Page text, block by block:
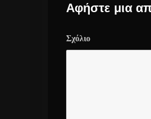
Αφήστε μια
Σχόλιο